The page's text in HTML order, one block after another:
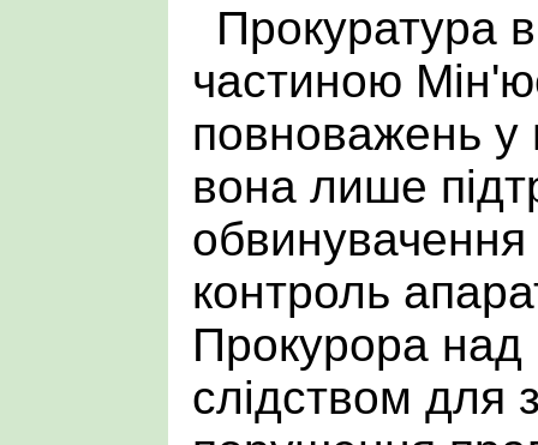
Прокуратура в
частиною
повноважень у
вона лише
обвинувачення
контроль
Прокурора над
слідством для